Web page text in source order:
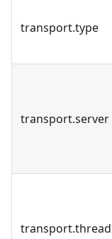
transport.type
transport.server